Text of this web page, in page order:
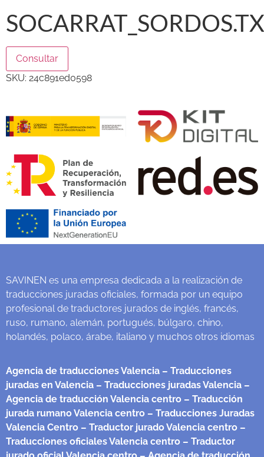
Consultar
SKU: 24c891ed0598
SAVINEN es una empresa dedicada a la realización de
traducciones juradas oficiales, formada por un equipo
profesional de traductores jurados de inglés, francés,
ruso, rumano, alemán, portugués, búlgaro, chino,
holandés, polaco, árabe, italiano y muchos otros idiomas
Agencia de traducciones Valencia – Traducciones
juradas en Valencia – Traducciones juradas Valencia –
Agencia de traducción Valencia centro – Traducción
jurada rumano Valencia centro – Traducciones Juradas
Valencia Centro – Traductor jurado Valencia centro –
Traducciones oficiales Valencia centro – Traductor